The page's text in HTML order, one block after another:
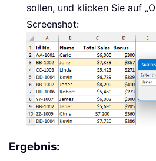
sollen, und klicken Sie auf
Screenshot:
Ergebnis: